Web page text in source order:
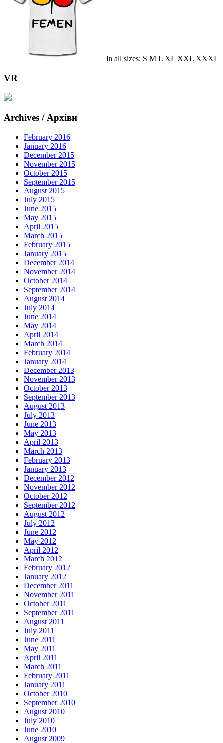
In all sizes: S M L XL XXL XXXL
VR
Archives / Архіви
February 2016
January 2016
December 2015
November 2015
October 2015
September 2015
August 2015
July 2015
June 2015
May 2015
April 2015
March 2015
February 2015
January 2015
December 2014
November 2014
October 2014
September 2014
August 2014
July 2014
June 2014
May 2014
April 2014
March 2014
February 2014
January 2014
December 2013
November 2013
October 2013
September 2013
August 2013
July 2013
June 2013
May 2013
April 2013
March 2013
February 2013
January 2013
December 2012
November 2012
October 2012
September 2012
August 2012
July 2012
June 2012
May 2012
April 2012
March 2012
February 2012
January 2012
December 2011
November 2011
October 2011
September 2011
August 2011
July 2011
June 2011
May 2011
April 2011
March 2011
February 2011
January 2011
October 2010
September 2010
August 2010
July 2010
June 2010
August 2009